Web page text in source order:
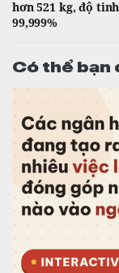
hơn 521 kg, độ
99,999%
Có thể bạn